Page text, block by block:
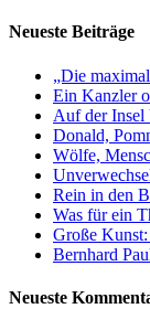
Neueste Beiträge
„Die
Ein Kanzler
Auf der Insel
Donald,
Wölfe,
Rein in den
Was für ein
Große
Bernhard
Neueste